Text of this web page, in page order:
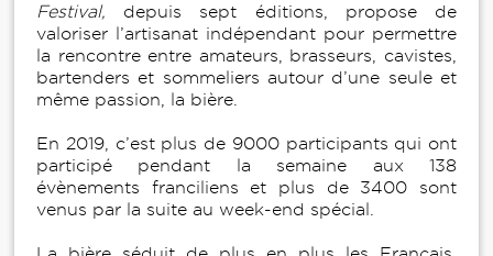
Festival, depuis sept éditions, propose de
valoriser l’artisanat indépendant pour permettre
la rencontre entre amateurs, brasseurs, cavistes,
bartenders et sommeliers autour d’une seule et
même passion, la bière.
En 2019, c’est plus de 9000 participants qui ont
participé pendant la semaine aux 138
évènements franciliens et plus de 3400 sont
venus par la suite au week-end spécial.